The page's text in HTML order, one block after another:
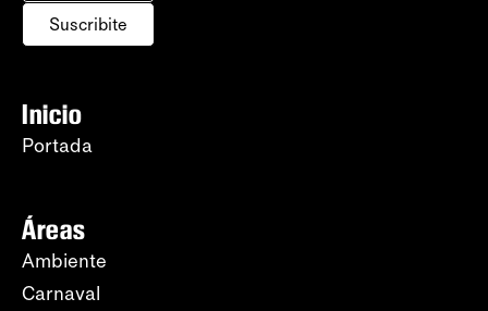
Suscribite
Inicio
Portada
Áreas
Ambiente
Carnaval